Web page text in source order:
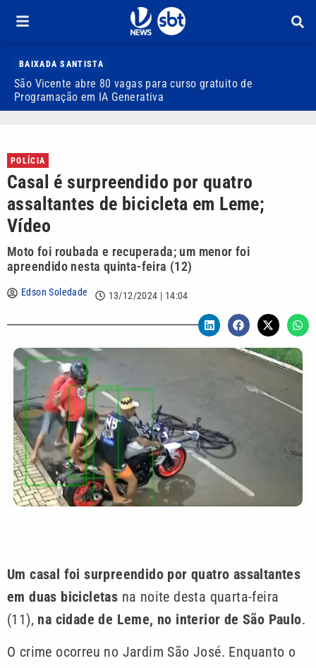
BAIXADA SANTISTA
São Vicente abre 80 vagas para curso gratuito de
Programação em IA Generativa
POLÍCIA
Casal é surpreendido por quatro
assaltantes de bicicleta em Leme;
Vídeo
Moto foi roubada e recuperada; um menor foi
apreendido nesta quinta-feira (12)
Edson Soledade 13/12/2024 | 14:04
Um casal foi surpreendido por quatro assaltantes
em duas bicicletas na noite desta quarta-feira
(11), na cidade de Leme, no interior de São Paulo.
O crime ocorreu no Jardim São José. Enquanto o